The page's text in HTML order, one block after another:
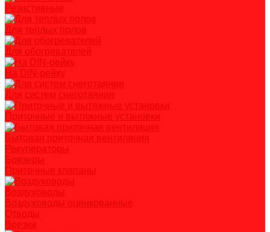
Резистивные
Для теплых полов
Для обогревателей
На DIN-рейку
Для систем снеготаяния
Приточные и вытяжные установки
Бытовая приточная вентиляция
Рекуператоры
Бризеры
Приточные клапаны
Воздуховоды
Воздуховоды оцинкованные
Отводы
Врезки